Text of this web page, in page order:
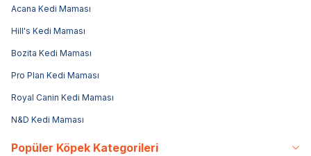
Acana Kedi Maması
Hill's Kedi Maması
Bozita Kedi Maması
Pro Plan Kedi Maması
Royal Canin Kedi Maması
N&D Kedi Maması
Popüler Köpek Kategorileri